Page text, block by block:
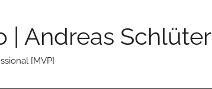
| Andreas Schlüter
[MVP]